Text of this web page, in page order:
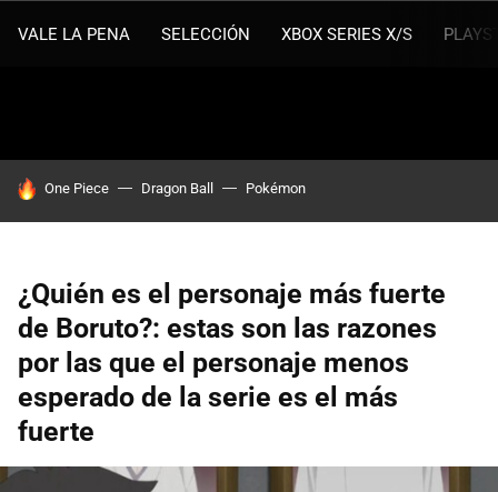
VALE LA PENA SELECCIÓN XBOX SERIES X/S
HOY SE HABLA DE
One Piece Dragon Ball Pokémon
¿Quién es el personaje más fuerte
de Boruto?: estas son las razones
por las que el personaje menos
esperado de la serie es el más
fuerte